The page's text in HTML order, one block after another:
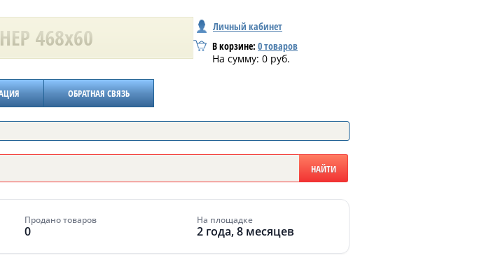
Личный кабинет
В корзине: 0товаров
На сумму: 0 руб.
ОБРАТНАЯ СВЯЗЬ
Продано товаров
0
На площадке
2 года, 8 месяцев